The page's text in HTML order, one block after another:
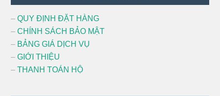
–QUY ĐỊNH ĐẶT HÀNG
–CHÍNH SÁCH BẢO MẬT
– BẢNG GIÁ DỊCH VỤ
–GIỚI THIỆU
–THANH TOÁN HỘ